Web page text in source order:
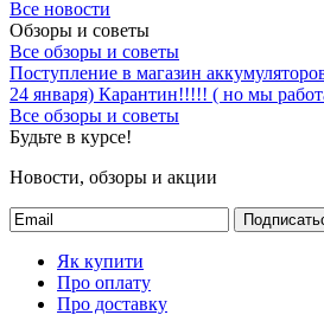
Все новости
Обзоры и советы
Все обзоры и советы
Поступление в магазин
24 января) Карантин!!!!! ( но мы
Все обзоры и советы
Будьте в курсе!
Новости, обзоры и акции
Як купити
Про оплату
Про доставку